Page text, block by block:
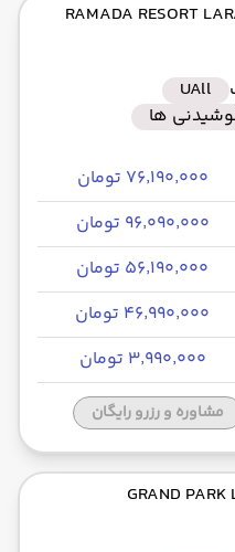
UAll
ها
۷۶٬۱۹۰٬۰۰۰ تومان
۹۶٬۰۹۰٬۰۰۰ تومان
۵۶٬۱۹۰٬۰۰۰ تومان
۴۶٬۹۹۰٬۰۰۰ تومان
۳٬۹۹۰٬۰۰۰ تومان
مشاوره و رزرو رایگان